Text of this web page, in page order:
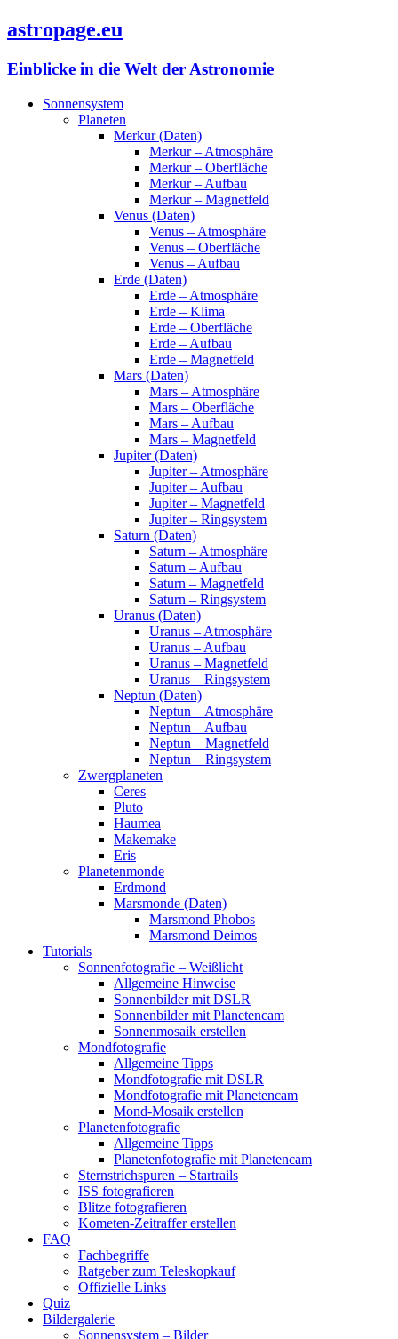
astropage.eu
Einblicke in die Welt der Astronomie
Sonnensystem
Planeten
Merkur (Daten)
Merkur – Atmosphäre
Merkur – Oberfläche
Merkur – Aufbau
Merkur – Magnetfeld
Venus (Daten)
Venus – Atmosphäre
Venus – Oberfläche
Venus – Aufbau
Erde (Daten)
Erde – Atmosphäre
Erde – Klima
Erde – Oberfläche
Erde – Aufbau
Erde – Magnetfeld
Mars (Daten)
Mars – Atmosphäre
Mars – Oberfläche
Mars – Aufbau
Mars – Magnetfeld
Jupiter (Daten)
Jupiter – Atmosphäre
Jupiter – Aufbau
Jupiter – Magnetfeld
Jupiter – Ringsystem
Saturn (Daten)
Saturn – Atmosphäre
Saturn – Aufbau
Saturn – Magnetfeld
Saturn – Ringsystem
Uranus (Daten)
Uranus – Atmosphäre
Uranus – Aufbau
Uranus – Magnetfeld
Uranus – Ringsystem
Neptun (Daten)
Neptun – Atmosphäre
Neptun – Aufbau
Neptun – Magnetfeld
Neptun – Ringsystem
Zwergplaneten
Ceres
Pluto
Haumea
Makemake
Eris
Planetenmonde
Erdmond
Marsmonde (Daten)
Marsmond Phobos
Marsmond Deimos
Tutorials
Sonnenfotografie – Weißlicht
Allgemeine Hinweise
Sonnenbilder mit DSLR
Sonnenbilder mit Planetencam
Sonnenmosaik erstellen
Mondfotografie
Allgemeine Tipps
Mondfotografie mit DSLR
Mondfotografie mit Planetencam
Mond-Mosaik erstellen
Planetenfotografie
Allgemeine Tipps
Planetenfotografie mit Planetencam
Sternstrichspuren – Startrails
ISS fotografieren
Blitze fotografieren
Kometen-Zeitraffer erstellen
FAQ
Fachbegriffe
Ratgeber zum Teleskopkauf
Offizielle Links
Quiz
Bildergalerie
Sonnensystem – Bilder